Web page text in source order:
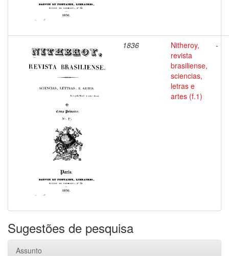
1836
Nitheroy,
revista
brasiliense,
sciencias,
letras e
artes (f.1)
-
Sugestões de pesquisa
Assunto